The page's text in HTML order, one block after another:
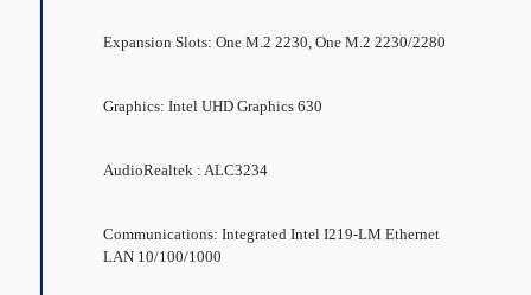
Expansion Slots: One M.2 2230, One M.2 2230/2280
Graphics: Intel UHD Graphics 630
AudioRealtek : ALC3234
Communications: Integrated Intel I219-LM Ethernet
LAN 10/100/1000